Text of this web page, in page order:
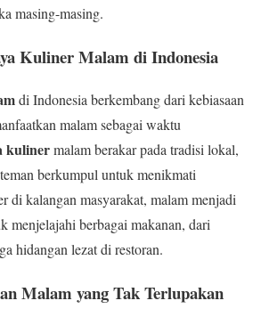
masing-masing.
Kuliner Malam di Indonesia
di Indonesia berkembang dari kebiasaan
malam sebagai waktu
kulinermalam berakar pada tradisi lokal,
berkumpul untuk menikmati
di kalangan masyarakat, malam menjadi
menjelajahi berbagai makanan, dari
hidangan lezat di restoran.
Malam yang Tak Terlupakan